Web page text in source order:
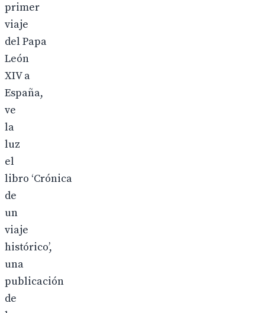
primer
viaje
del Papa
León
XIV a
España,
ve
la
luz
el
libro ‘Crónica
de
un
viaje
histórico’,
una
publicación
de